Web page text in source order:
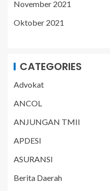
November 2021
Oktober 2021
CATEGORIES
Advokat
ANCOL
ANJUNGAN TMII
APDESI
ASURANSI
Berita Daerah